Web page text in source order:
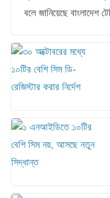
বলে জানিয়েছে বাংলাদেশ